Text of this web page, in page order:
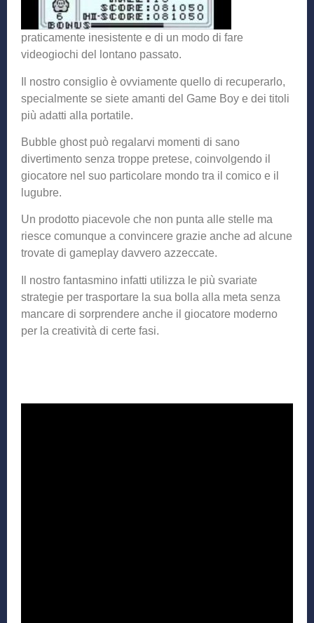
praticamente inesistente e di un modo di fare
videogiochi del lontano passato.
Il nostro consiglio è ovviamente quello di recuperarlo,
specialmente se siete amanti del Game Boy e dei titoli
più adatti alla portatile.
Bubble ghost può regalarvi momenti di sano
divertimento senza troppe pretese, coinvolgendo il
giocatore nel suo particolare mondo tra il comico e il
lugubre.
Un prodotto piacevole che non punta alle stelle ma
riesce comunque a convincere grazie anche ad alcune
trovate di gameplay davvero azzeccate.
Il nostro fantasmino infatti utilizza le più svariate
strategie per trasportare la sua bolla alla meta senza
mancare di sorprendere anche il giocatore moderno
per la creatività di certe fasi.